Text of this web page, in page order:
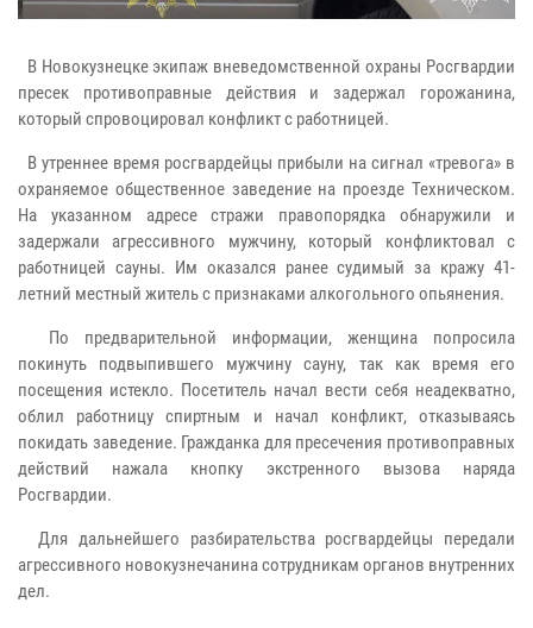
В Новокузнецке экипаж вневедомственной охраны Росгвардии
пресек противоправные действия и задержал горожанина,
который спровоцировал конфликт с работницей.
В утреннее время росгвардейцы прибыли на сигнал «тревога» в
охраняемое общественное заведение на проезде Техническом.
На указанном адресе стражи правопорядка обнаружили и
задержали агрессивного мужчину, который конфликтовал с
работницей сауны. Им оказался ранее судимый за кражу 41-
летний местный житель с признаками алкогольного опьянения.
По предварительной информации, женщина попросила
покинуть подвыпившего мужчину сауну, так как время его
посещения истекло. Посетитель начал вести себя неадекватно,
облил работницу спиртным и начал конфликт, отказываясь
покидать заведение. Гражданка для пресечения противоправных
действий нажала кнопку экстренного вызова наряда
Росгвардии.
Для дальнейшего разбирательства росгвардейцы передали
агрессивного новокузнечанина сотрудникам органов внутренних
дел.